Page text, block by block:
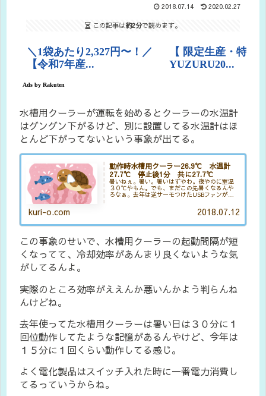
2018.07.14 2020.02.27
この記事は約2分で読めます。
水槽用クーラーが運転を始めるとクーラーの水温計
はグングン下がるけど、別に設置してる水温計はほ
とんど下がってないという事象が出てる。
動作時水槽用クーラー26.9℃ 水温計
27.7℃ 停止後1分 共に27.7℃
暑いねぇ。暑い。暑いはずやわ。夜やのに室温
３０℃やもん。でも、まだこの先暑くなるんや
ろなぁ。去年は逆サーモつけたUSBファンがほ
はまだUSBファン回ってないからなぁ。暑さ本
kuri-o.com 2018.07.12
この事象のせいで、水槽用クーラーの起動間隔が短
くなってて、冷却効率があんまり良くないような気
がしてるんよ。
実際のところ効率がええんか悪いんかよう判らんね
んけどね。
去年使ってた水槽用クーラーは暑い日は３０分に１
回位動作してたような記憶があるんやけど、今年は
１５分に１回くらい動作してる感じ。
よく電化製品はスイッチ入れた時に一番電力消費し
てるっていうからね。